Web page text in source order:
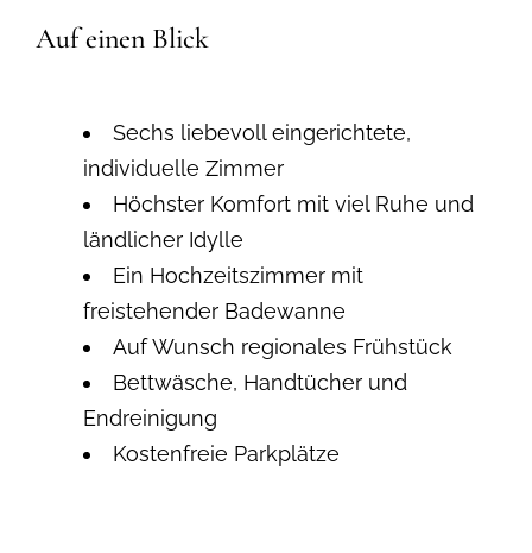
Auf einen Blick
Sechs liebevoll eingerichtete,
individuelle Zimmer
Höchster Komfort mit viel Ruhe und
ländlicher Idylle
Ein Hochzeitszimmer mit
freistehender Badewanne
Auf Wunsch regionales Frühstück
Bettwäsche, Handtücher und
Endreinigung
Kostenfreie Parkplätze